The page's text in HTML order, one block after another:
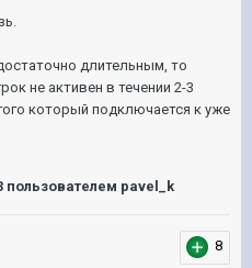
длительным, то
не активен в течении 2-3
который подключается к уже
пользователем pavel_k
8